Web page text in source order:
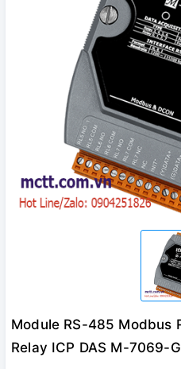
Module RS-485 Modbus
Relay ICP DAS M-7069-